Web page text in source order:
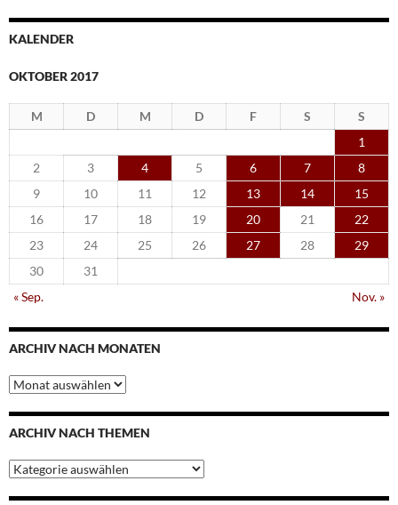
KALENDER
OKTOBER 2017
M D M D F S
S
1
2
3 4 5 6 7
8
9
10 11 12 13 14
15
16
17 18 19 20 21
22
23
24 25 26 27 28
29
30
31
« Sep.
Nov. »
ARCHIV NACH MONATEN
Archiv
nach
Monaten
ARCHIV NACH THEMEN
Archiv
nach
Themen